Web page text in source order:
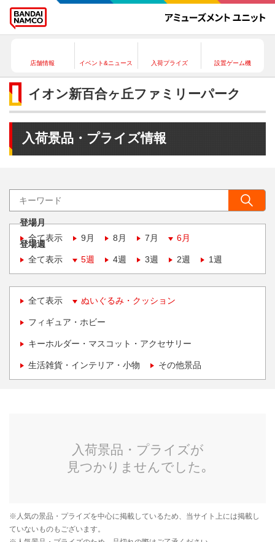
店舗情報 イベント&ニュース 入荷プライズ 設置ゲーム機
イオン新百合ヶ丘ファミリーパーク
入荷景品・プライズ情報
登場月
全て表示
9月 8月 7月 6月
登場週
全て表示
5週 4週 3週 2週 1週
全て表示 ぬいぐるみ・クッション
フィギュア・ホビー
キーホルダー・マスコット・アクセサリー
生活雑貨・インテリア・小物 その他景品